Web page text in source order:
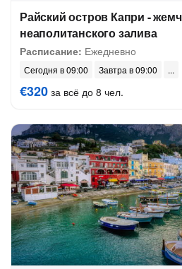
Райский остров Капри -
неаполитанского залива
Расписание: Ежедневно
Сегодня в 09:00 Завтра в 09:00
€320 за всё до 8 чел.